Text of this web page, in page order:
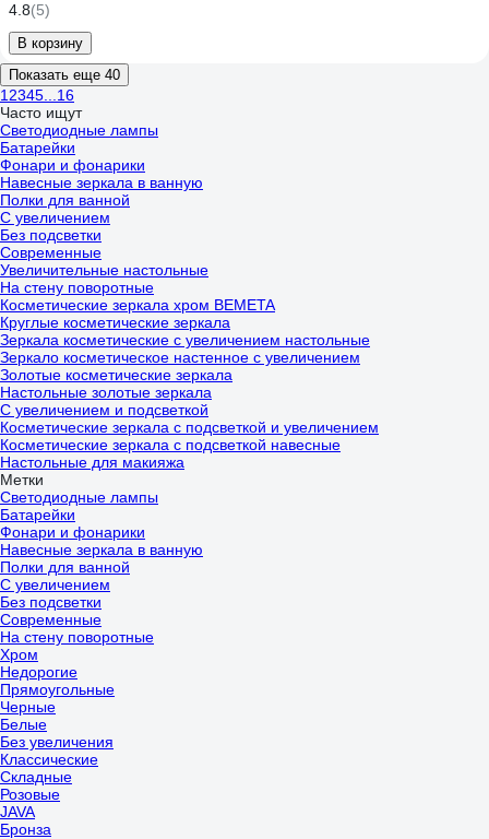
4.8(5)
В корзину
Показать еще 40
1 2345
16
Часто ищут
Светодиодные лампы
Батарейки
Фонари и фонарики
Навесные зеркала в ванную
Полки для ванной
С увеличением
Без подсветки
Современные
Увеличительные настольные
На стену поворотные
Косметические зеркала хром BEMETA
Круглые косметические зеркала
Зеркала косметические с увеличением настольные
Зеркало косметическое настенное с увеличением
Золотые косметические зеркала
Настольные золотые зеркала
С увеличением и подсветкой
Косметические зеркала с подсветкой и увеличением
Косметические зеркала с подсветкой навесные
Настольные для макияжа
Метки
Светодиодные лампы
Батарейки
Фонари и фонарики
Навесные зеркала в ванную
Полки для ванной
С увеличением
Без подсветки
Современные
На стену поворотные
Хром
Недорогие
Прямоугольные
Черные
Белые
Без увеличения
Классические
Складные
Розовые
JAVA
Бронза